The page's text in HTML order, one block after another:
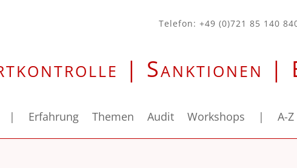
Telefon: +49 (0)721 85 140
| Sanktionen |
| Erfahrung Themen Audit Workshops | A-Z